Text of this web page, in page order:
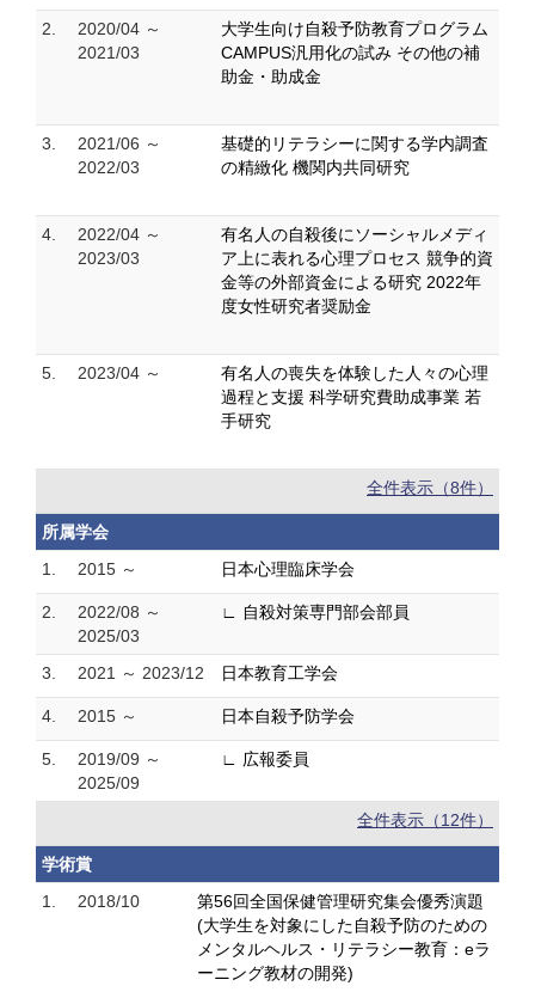
2.
2020/04 ～
2021/03
大学生向け自殺予防教育プログラム
CAMPUS汎用化の試み その他の補
助金・助成金
3.
2021/06 ～
2022/03
基礎的リテラシーに関する学内調査
の精緻化 機関内共同研究
4.
2022/04 ～
2023/03
有名人の自殺後にソーシャルメディ
ア上に表れる心理プロセス 競争的資
金等の外部資金による研究 2022年
度女性研究者奨励金
5. 2023/04 ～
有名人の喪失を体験した人々の心理
過程と支援 科学研究費助成事業 若
手研究
全件表示（8件）
所属学会
1.
2015 ～ 日本心理臨床学会
2.
2022/08 ～
2025/03
∟ 自殺対策専門部会部員
3. 2021 ～ 2023/12 日本教育工学会
4. 2015 ～ 日本自殺予防学会
5.
2019/09 ～
2025/09
∟ 広報委員
全件表示（12件）
学術賞
1.
2018/10
第56回全国保健管理研究集会優秀演題
(大学生を対象にした自殺予防のための
メンタルヘルス・リテラシー教育：eラ
ーニング教材の開発)